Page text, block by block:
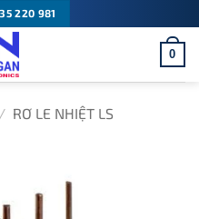
220 981
0
/ RƠ LE NHIỆT LS